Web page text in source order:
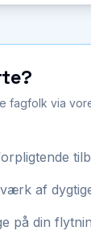
fagfolk via
af
på din